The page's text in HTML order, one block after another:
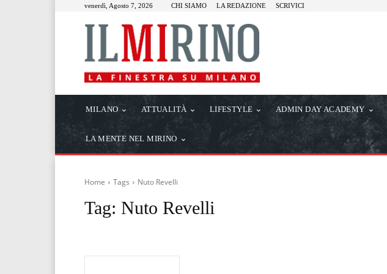
venerdì, Agosto 7, 2026 CHI SIAMO LA REDAZIONE SCRIVICI
MILANO ATTUALITÀ LIFESTYLE ADMIN DAY ACADEMY
LA MENTE NEL MIRINO
Home Tags Nuto Revelli
Tag: Nuto Revelli